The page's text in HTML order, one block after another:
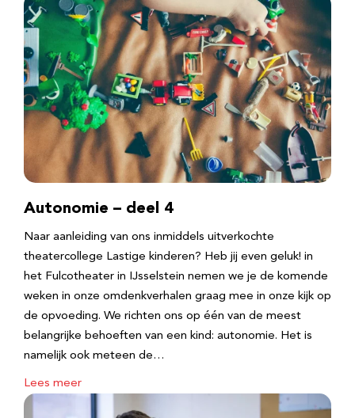
Autonomie – deel 4
Naar aanleiding van ons inmiddels uitverkochte
theatercollege Lastige kinderen? Heb jij even geluk! in
het Fulcotheater in IJsselstein nemen we je de komende
weken in onze omdenkverhalen graag mee in onze kijk op
de opvoeding. We richten ons op één van de meest
belangrijke behoeften van een kind: autonomie. Het is
namelijk ook meteen de…
Lees meer